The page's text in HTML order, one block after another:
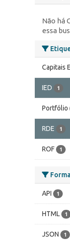
Não há
essa
Capitais
IED 1
Portfólio
RDE 1
ROF 1
API 1
HTML 1
JSON 1